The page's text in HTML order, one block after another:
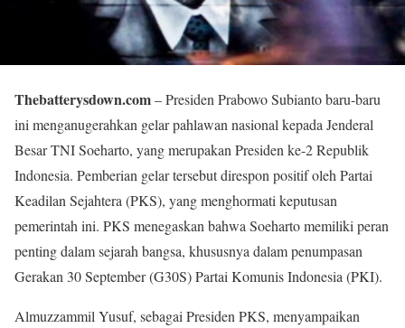
Thebatterysdown.com– Presiden Prabowo Subianto baru-baru
ini menganugerahkan gelar pahlawan nasional kepada Jenderal
Besar TNI Soeharto, yang merupakan Presiden ke-2 Republik
Indonesia. Pemberian gelar tersebut direspon positif oleh Partai
Keadilan Sejahtera (PKS), yang menghormati keputusan
pemerintah ini. PKS menegaskan bahwa Soeharto memiliki peran
penting dalam sejarah bangsa, khususnya dalam penumpasan
Gerakan 30 September (G30S) Partai Komunis Indonesia (PKI).
Almuzzammil Yusuf, sebagai Presiden PKS, menyampaikan